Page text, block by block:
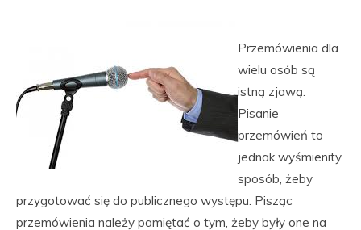
Przemówienia dla
wielu osób są
istną zjawą.
Pisanie
przemówień to
jednak wyśmienity
sposób, żeby
przygotować się do publicznego występu. Pisząc
przemówienia należy pamiętać o tym, żeby były one na